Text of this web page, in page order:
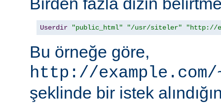
Userdir "public_html" "/usr/siteler" "http://
Bu örneğe göre,
http://
şeklinde bir istek